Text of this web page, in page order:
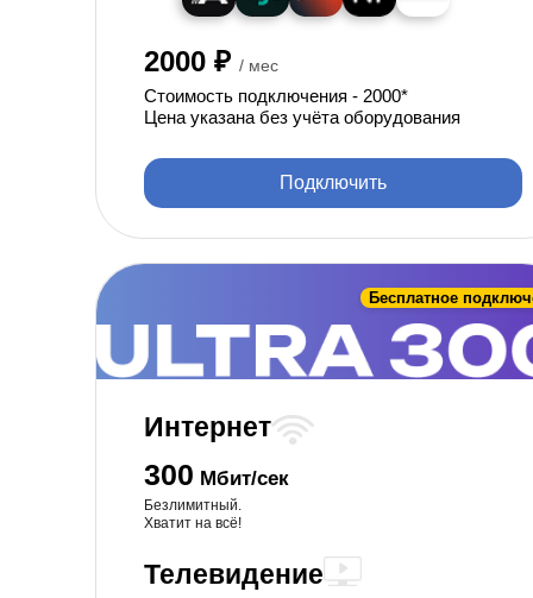
2000 ₽ / мес
Стоимость подключения - 2000*
Цена указана без учёта оборудования
Подключить
Бесплатное
Интернет
300 Мбит/сек
Безлимитный.
Хватит на всё!
Телевидение